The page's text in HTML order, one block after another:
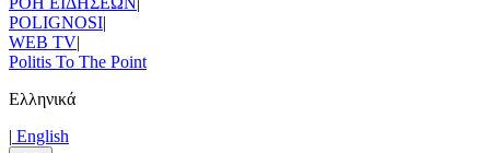
POLIGNOSI|
WEB TV|
Politis To The Point
Ελληνικά
| Εnglish